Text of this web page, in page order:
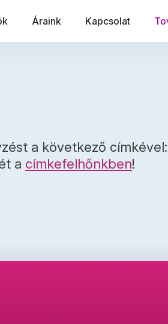
Áraink Kapcsolat
a következő címkével:
a címkefelhőnkben!